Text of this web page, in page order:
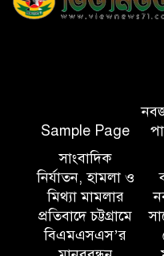
Sample Page
সাংবাদিক
নির্যাতন, হামলা ও
মিথ্যা মামলার
প্রতিবাদে চট্টগ্রামে
বিএমএসএস’র